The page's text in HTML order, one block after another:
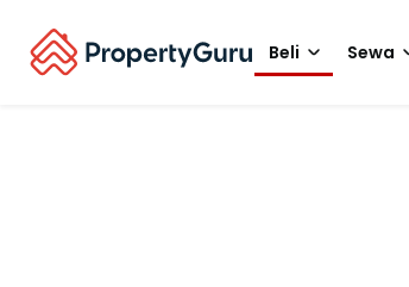
Beli Sewa